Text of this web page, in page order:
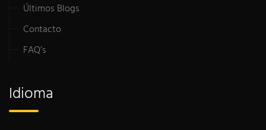
Últimos Blogs
Contacto
FAQ’s
Idioma